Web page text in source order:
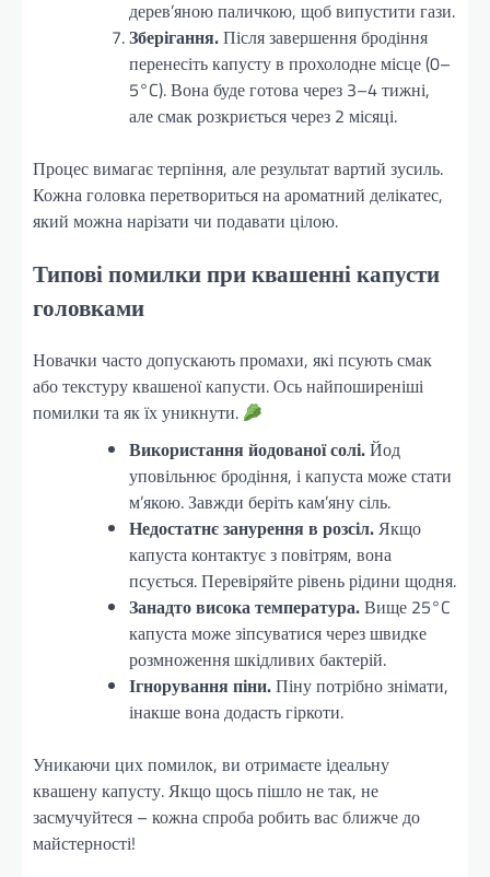
дерев’яною паличкою, щоб випустити гази.
Зберігання.Після завершення бродіння
перенесіть капусту в прохолодне місце (0–
5°C). Вона буде готова через 3–4 тижні,
але смак розкриється через 2 місяці.
Процес вимагає терпіння, але результат вартий зусиль.
Кожна головка перетвориться на ароматний делікатес,
який можна нарізати чи подавати цілою.
Типові помилки при квашенні капусти
головками
Новачки часто допускають промахи, які псують смак
або текстуру квашеної капусти. Ось найпоширеніші
помилки та як їх уникнути.
Використання йодованої солі.Йод
уповільнює бродіння, і капуста може стати
м’якою. Завжди беріть кам’яну сіль.
Недостатнє занурення в розсіл.Якщо
капуста контактує з повітрям, вона
псується. Перевіряйте рівень рідини щодня.
Занадто висока температура.Вище 25°C
капуста може зіпсуватися через швидке
розмноження шкідливих бактерій.
Ігнорування піни.Піну потрібно знімати,
інакше вона додасть гіркоти.
Уникаючи цих помилок, ви отримаєте ідеальну
квашену капусту. Якщо щось пішло не так, не
засмучуйтеся – кожна спроба робить вас ближче до
майстерності!